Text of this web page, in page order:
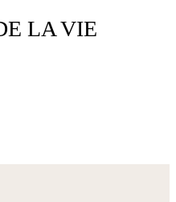
LA VIE